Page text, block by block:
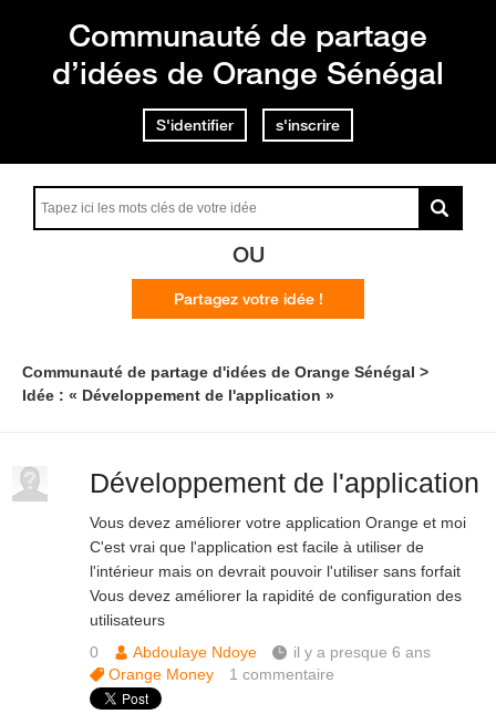
Communauté de partage
d’idées de Orange Sénégal
S'identifier s'inscrire
OU
Partagez votre idée !
Communauté de partage d'idées de Orange Sénégal
Idée : « Développement de l'application »
Développement de l'application
Vous devez améliorer votre application Orange et moi
C'est vrai que l'application est facile à utiliser de
l'intérieur mais on devrait pouvoir l'utiliser sans forfait
Vous devez améliorer la rapidité de configuration des
utilisateurs
0
Abdoulaye Ndoye
il y a presque 6 ans
Orange Money
1commentaire